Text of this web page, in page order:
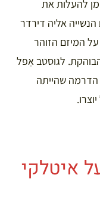
להעלות את
אליה דירדר
המיזם הזוהר
לגוסטב אֵפל
הדרמה שהייתה
איטלקי